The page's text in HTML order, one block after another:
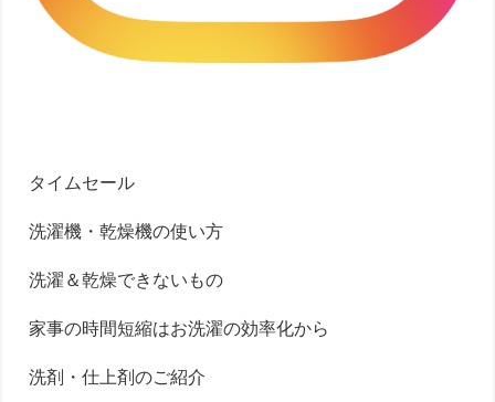
タイムセール
洗濯機・乾燥機の使い方
洗濯＆乾燥できないもの
家事の時間短縮はお洗濯の効率化から
洗剤・仕上剤のご紹介